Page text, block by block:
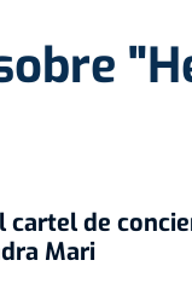
cartel de
Mari